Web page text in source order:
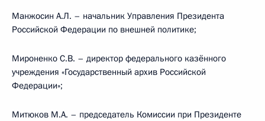
Манжосин А.Л. – начальник Управления Президента
Российской Федерации по внешней политике;
Мироненко С.В. – директор федерального казённого
учреждения «Государственный архив Российской
Федерации»;
Митюков М.А. – председатель Комиссии при Президенте